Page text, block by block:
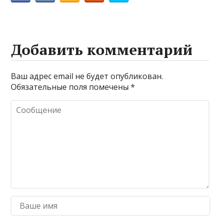
Добавить комментарий
Ваш адрес email не будет опубликован.
Обязательные поля помечены*